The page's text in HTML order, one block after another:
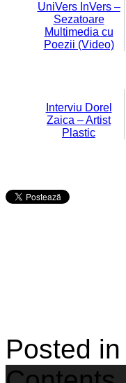
UniVers InVers –
Sezatoare
Multimedia cu
Poezii (Video)
Interviu Dorel
Zaica – Artist
Plastic
Posted in